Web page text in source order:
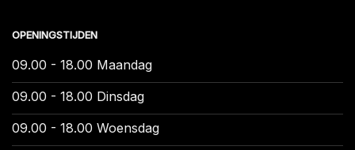
OPENINGSTIJDEN
09.00 - 18.00 Maandag
09.00 - 18.00 Dinsdag
09.00 - 18.00 Woensdag